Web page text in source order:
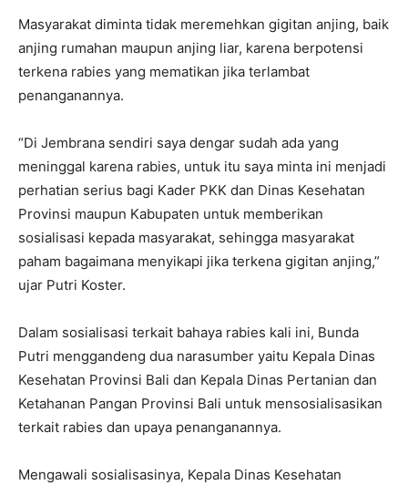
Masyarakat diminta tidak meremehkan gigitan anjing, baik
anjing rumahan maupun anjing liar, karena berpotensi
terkena rabies yang mematikan jika terlambat
penanganannya.
“Di Jembrana sendiri saya dengar sudah ada yang
meninggal karena rabies, untuk itu saya minta ini menjadi
perhatian serius bagi Kader PKK dan Dinas Kesehatan
Provinsi maupun Kabupaten untuk memberikan
sosialisasi kepada masyarakat, sehingga masyarakat
paham bagaimana menyikapi jika terkena gigitan anjing,”
ujar Putri Koster.
Dalam sosialisasi terkait bahaya rabies kali ini, Bunda
Putri menggandeng dua narasumber yaitu Kepala Dinas
Kesehatan Provinsi Bali dan Kepala Dinas Pertanian dan
Ketahanan Pangan Provinsi Bali untuk mensosialisasikan
terkait rabies dan upaya penanganannya.
Mengawali sosialisasinya, Kepala Dinas Kesehatan